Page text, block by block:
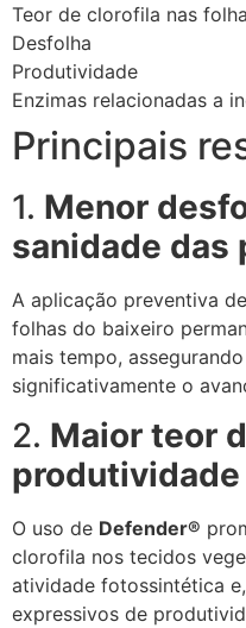
Teor de clorofila nas
Desfolha
Produtividade
Enzimas relacionadas a
Principais
1. Menor
sanidade das
A aplicação preventiva de
folhas do baixeiro
mais tempo,
significativamente o
2. Maior teor
O uso de Defender®
clorofila nos tecidos
atividade fotossintética
expressivos de